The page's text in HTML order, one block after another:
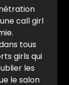
call girl
tous
girls qui
les
le salon